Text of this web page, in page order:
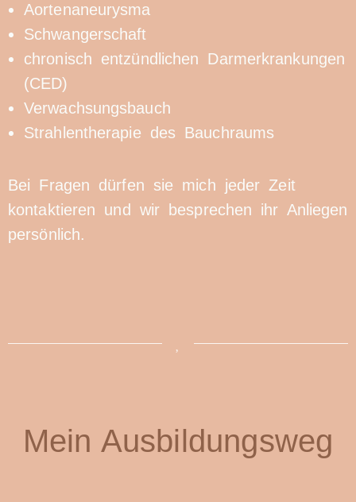
Aortenaneurysma
Schwangerschaft
chronisch entzündlichen Darmerkrankungen
(CED)
Verwachsungsbauch
Strahlentherapie des Bauchraums
Bei Fragen dürfen sie mich jeder Zeit
kontaktieren und wir besprechen ihr Anliegen
persönlich.
Mein Ausbildungsweg